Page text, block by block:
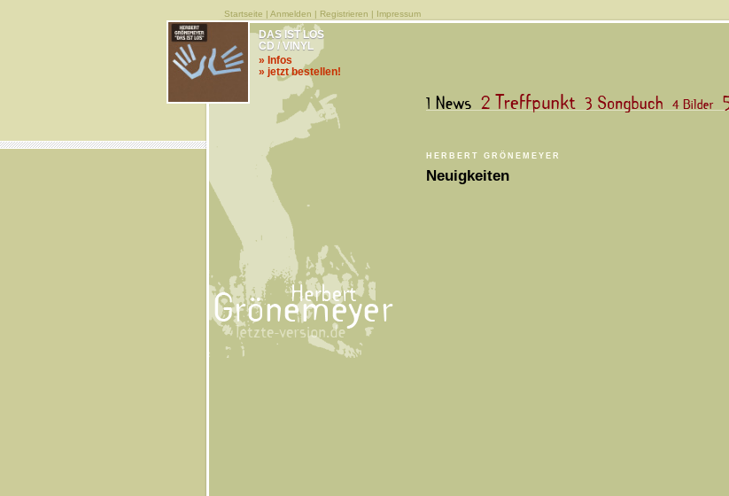
Startseite | Anmelden | Registrieren | Impressum
HERBERT GRÖNEMEYER
Neuigkeiten
DAS IST LOS
CD / VINYL
» Infos
» jetzt bestellen!